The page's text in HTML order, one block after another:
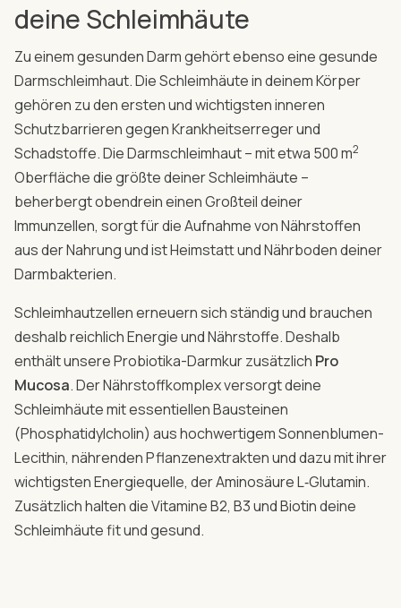
deine Schleimhäute
Zu einem gesunden Darm gehört ebenso eine gesunde
Darmschleimhaut. Die Schleimhäute in deinem Körper
gehören zu den ersten und wichtigsten inneren
Schutzbarrieren gegen Krankheitserreger und
Schadstoffe. Die Darmschleimhaut – mit etwa 500 m2
Oberfläche die größte deiner Schleimhäute –
beherbergt obendrein einen Großteil deiner
Immunzellen, sorgt für die Aufnahme von Nährstoffen
aus der Nahrung und ist Heimstatt und Nährboden deiner
Darmbakterien.
Schleimhautzellen erneuern sich ständig und brauchen
deshalb reichlich Energie und Nährstoffe. Deshalb
enthält unsere Probiotika-Darmkur zusätzlich Pro
Mucosa. Der Nährstoffkomplex versorgt deine
Schleimhäute mit essentiellen Bausteinen
(Phosphatidylcholin) aus hochwertigem Sonnenblumen-
Lecithin, nährenden Pflanzenextrakten und dazu mit ihrer
wichtigsten Energiequelle, der Aminosäure L‑Glutamin.
Zusätzlich halten die Vitamine B2, B3 und Biotin deine
Schleimhäute fit und gesund.